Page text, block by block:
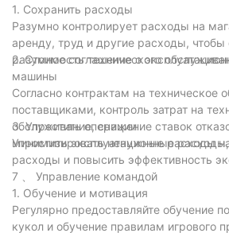
1. Сохранить расходы
Разумно контролирует расходы на
аренду, труд и другие расходы, чтобы
разумное соглашение о
2. Стоимость технического
машины
Согласно контрактам на техническое
поставщиками, контроль затрат на
обслуживание, снижение ставок
минимизировать ненужные расходы
3. Упростить операции
Упростить эксплуатационные
расходы и повысить эффективность
7 、 Управление командой
1. Обучение и мотивация
Регулярно предоставляйте обучение
кукол и обучение правилам игрового